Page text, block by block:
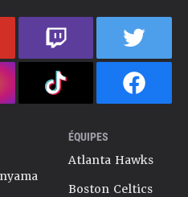
ÉQUIPES
Atlanta Hawks
Boston Celtics